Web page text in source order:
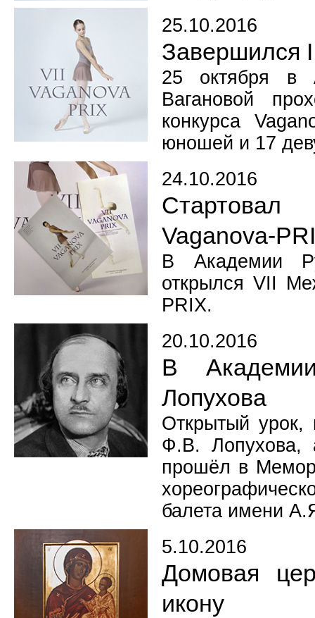
25.10.2016
Завершился I
25 октября в
Вагановой
конкурса
юношей и 17
24.10.2016
Vaganova-
В Академии
открылся VII
PRIX.
20.10.2016
В
Лопухова
Открытый
Ф.В. Лопухова,
прошёл в
балета имени
5.10.2016
Домовая
икону